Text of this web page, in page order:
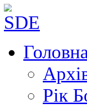
Рік